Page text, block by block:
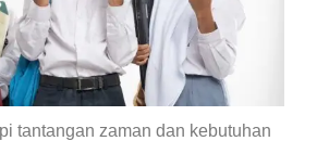
tantangan zaman dan kebutuhan